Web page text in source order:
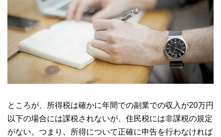
ところが、所得税は確かに年間での副業での収入が20万円
以下の場合には課税されないが、住民税には非課税の規定
がない。つまり、所得について正確に申告を行わなければ